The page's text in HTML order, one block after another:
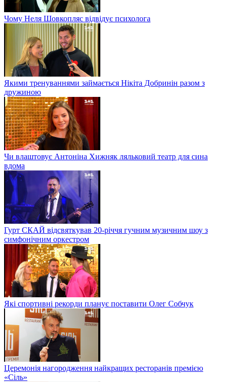
Чому Неля Шовкопляс відвідує психолога
Якими тренуваннями займається Нікіта Добринін разом з
дружиною
Чи влаштовує Антоніна Хижняк ляльковий театр для сина
вдома
Гурт СКАЙ відсвяткував 20-річчя гучним музичним шоу з
симфонічним оркестром
Які спортивні рекорди планує поставити Олег Собчук
Церемонія нагородження найкращих ресторанів премією
«Сіль»